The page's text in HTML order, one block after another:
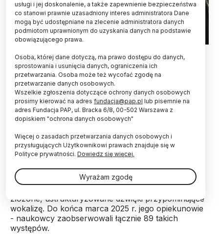
Japoński szympans Ayumu z Kyoto University
stworzył muzykę, łącząc bębnienie narzędziami z
wokalizą. Zdaniem naukowców jego występy
sugerują, że u ssaków naczelnych wyrażanie
emocji głosem mogło częściowo wyewoluować w
stronę wyrażania ich za pomocą instrumentów.
Ayumu to 26-letni szympans z Centrum
Ewolucyjnych Początków Zachowań Ludzkich na
Kyoto University. W lutym 2023 r. spontanicznie
zagrał układ muzyczny, używając desek
złożone, ustrukturyzowane dźwięki przypominające
wokalizę. Do końca marca 2025 r. jego opiekunowie
- naukowcy zaobserwowali łącznie 89 takich
występów.
usługi i jej doskonalenie, a także zapewnienie bezpieczeństwa
co stanowi prawnie uzasadniony interes administratora Dane
mogą być udostępniane na zlecenie administratora danych
podmiotom uprawnionym do uzyskania danych na podstawie
obowiązującego prawa.
Osoba, której dane dotyczą, ma prawo dostępu do danych,
sprostowania i usunięcia danych, ograniczenia ich
przetwarzania. Osoba może też wycofać zgodę na
przetwarzanie danych osobowych.
Wszelkie zgłoszenia dotyczące ochrony danych osobowych
prosimy kierować na adres fundacja@pap.pl lub pisemnie na
adres Fundacja PAP, ul. Bracka 6/8, 00-502 Warszawa z
dopiskiem "ochrona danych osobowych"
Więcej o zasadach przetwarzania danych osobowych i
przysługujących Użytkownikowi prawach znajduje się w
Polityce prywatności. Dowiedz się więcej.
Wyrażam zgodę